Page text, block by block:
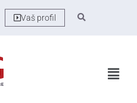
Vaš profil